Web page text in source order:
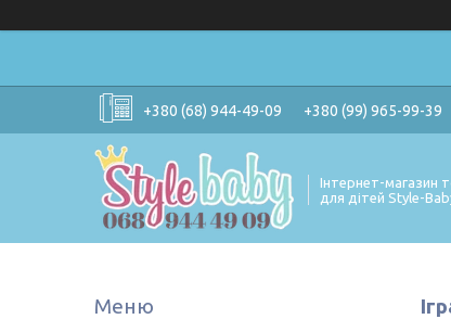
+380 (68) 944-49-09 +380 (99) 965-99-39
Інтернет-магазин
для дітей Style-